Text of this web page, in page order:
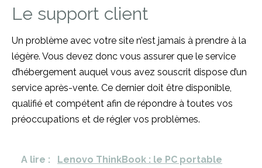
Le support client
Un problème avec votre site n’est jamais à prendre à la
légère. Vous devez donc vous assurer que le service
d’hébergement auquel vous avez souscrit dispose d’un
service après-vente. Ce dernier doit être disponible,
qualifié et compétent afin de répondre à toutes vos
préoccupations et de régler vos problèmes.
A lire :
Lenovo ThinkBook : le PC portable